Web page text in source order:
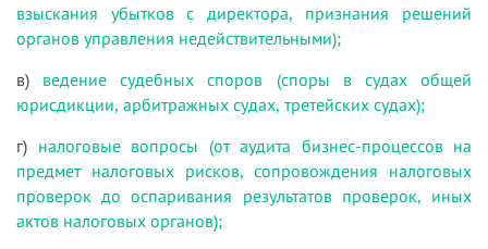
взыскания убытков с директора, признания решений
органов управления недействительными);
в) ведение судебных споров (споры в судах общей
юрисдикции, арбитражных судах, третейских судах);
г) налоговые вопросы (от аудита бизнес-процессов на
предмет налоговых рисков, сопровождения налоговых
проверок до оспаривания результатов проверок, иных
актов налоговых органов);